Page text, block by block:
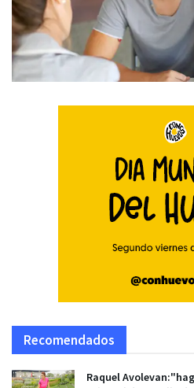
Recomendados
Raquel